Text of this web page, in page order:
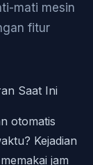
mati mesin
fitur
Saat Ini
otomatis
Kejadian
jam